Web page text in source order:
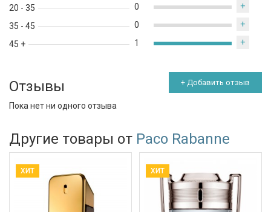
20 - 35
35 - 45
45 +
0 +
0 +
1 +
Отзывы + Добавить отзыв
Пока нет ни одного отзыва
Другие товары от Paco Rabanne
ХИТ ХИТ